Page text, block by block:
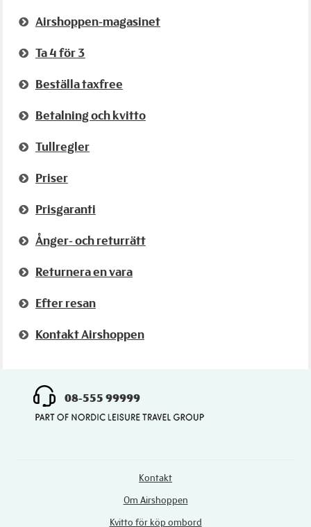
Airshoppen-magasinet
Ta 4 för 3
Beställa taxfree
Betalning och kvitto
Tullregler
Priser
Prisgaranti
Ånger- och returrätt
Returnera en vara
Efter resan
Kontakt Airshoppen
08-555 99999
Kontakt
Om Airshoppen
Kvitto för köp ombord